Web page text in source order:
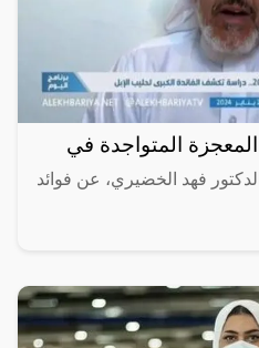
المتواجدة في
فهد الخضيري، عن فوائد